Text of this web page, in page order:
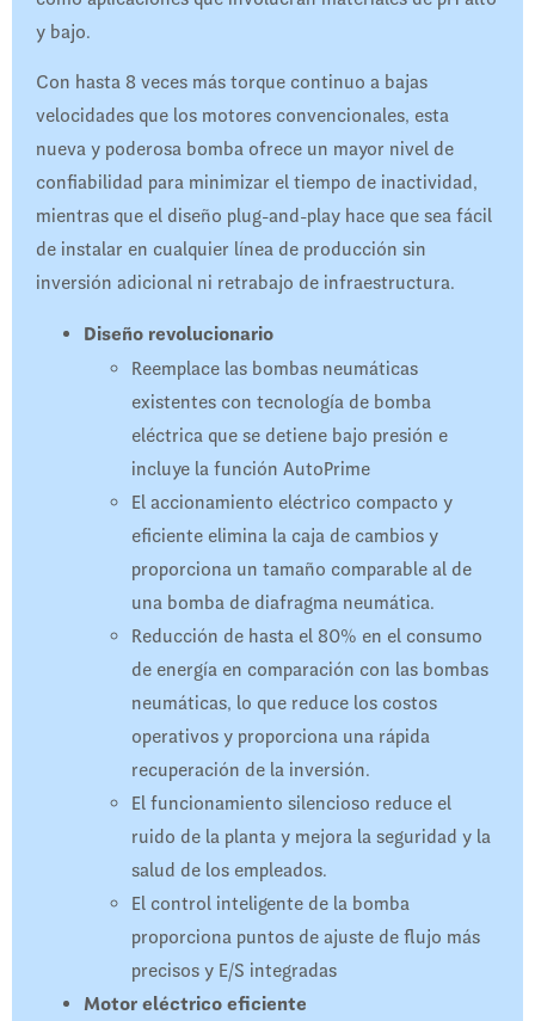
y bajo.
Con hasta 8 veces más torque continuo a bajas
velocidades que los motores convencionales, esta
nueva y poderosa bomba ofrece un mayor nivel de
confiabilidad para minimizar el tiempo de inactividad,
mientras que el diseño plug-and-play hace que sea fácil
de instalar en cualquier línea de producción sin
inversión adicional ni retrabajo de infraestructura.
Diseño revolucionario
Reemplace las bombas neumáticas
existentes con tecnología de bomba
eléctrica que se detiene bajo presión e
incluye la función AutoPrime
El accionamiento eléctrico compacto y
eficiente elimina la caja de cambios y
proporciona un tamaño comparable al de
una bomba de diafragma neumática.
Reducción de hasta el 80% en el consumo
de energía en comparación con las bombas
neumáticas, lo que reduce los costos
operativos y proporciona una rápida
recuperación de la inversión.
El funcionamiento silencioso reduce el
ruido de la planta y mejora la seguridad y la
salud de los empleados.
El control inteligente de la bomba
proporciona puntos de ajuste de flujo más
precisos y E/S integradas
Motor eléctrico eficiente